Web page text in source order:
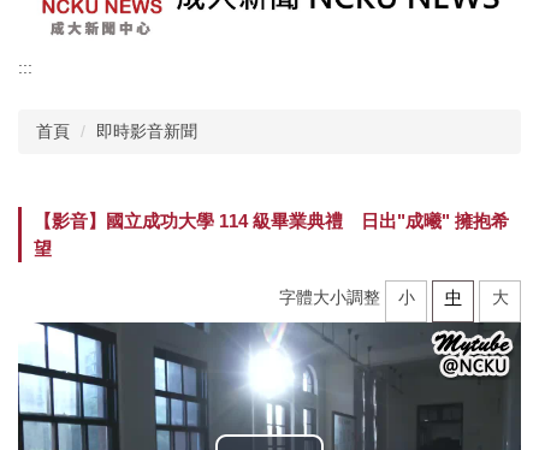
:::
首頁 即時影音新聞
【影音】國立成功大學 114 級畢業典禮 日出"成曦" 擁抱希
望
字體大小調整 小 中 大